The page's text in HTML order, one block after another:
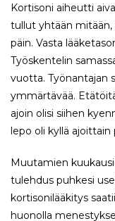
Kortisoni aiheutti
tullut yhtään mitään,
päin. Vasta
Työskentelin
vuotta. Työnantajan
ymmärtävää.
ajoin olisi siihen
lepo oli kyllä ajoittain
Muutamien
tulehdus puhkesi
kortisonilääkitys
huonolla